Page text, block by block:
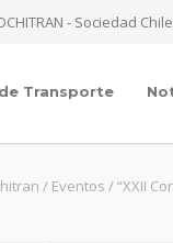
- Sociedad
Transporte
/ Eventos /“XXII